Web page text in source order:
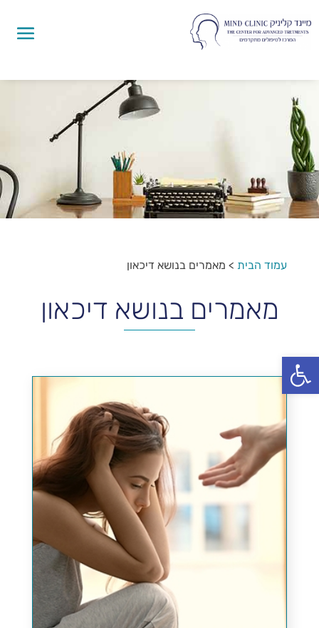
פתח סרגל נגישות
עמוד הבית > מאמרים בנושא דיכאון
מאמרים בנושא דיכאון